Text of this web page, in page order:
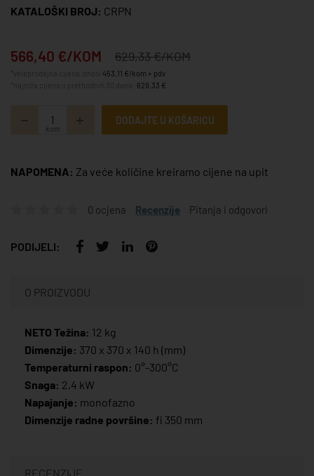
KATALOŠKI BROJ: CRPN
566,40 €/KOM 629,33 €/KOM
453,11 €/kom + pdv
629,33 €
kom
DODAJTE U KOŠARICU
NAPOMENA: Za veće količine kreiramo cijene na upit
0 ocjena Recenzije Pitanja i odgovori
PODIJELI:
O PROIZVODU
NETO Težina: 12 kg
Dimenzije: 370 x 370 x 140 h (mm)
Temperaturni raspon: 0°-300°C
Snaga: 2,4 kW
Napajanje: monofazno
Dimenzije radne površine: fi 350 mm
RECENZIJE